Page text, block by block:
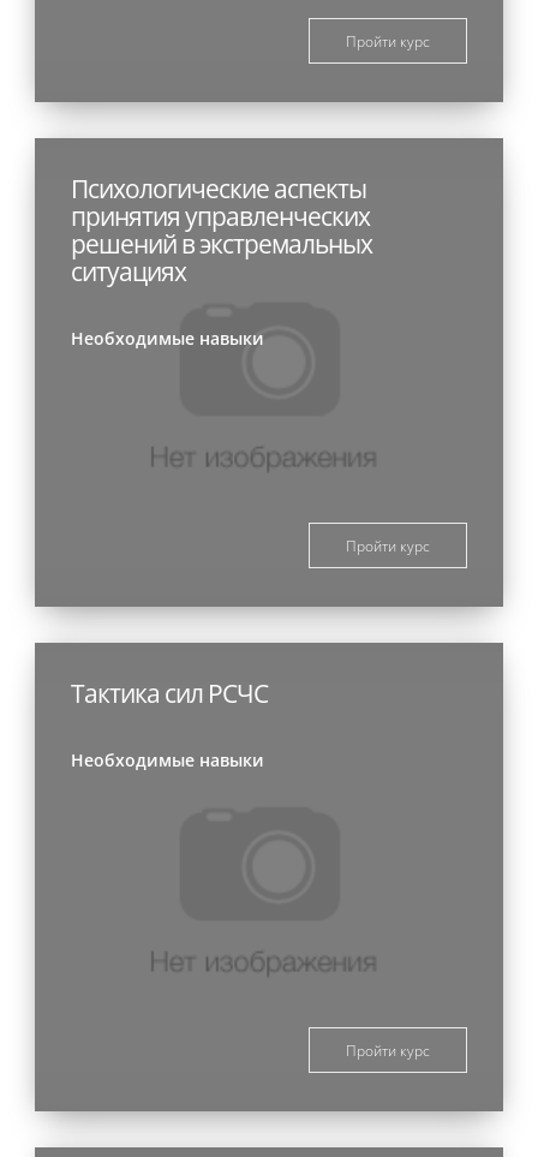
Пройти курс
Психологические аспекты
принятия управленческих
решений в экстремальных
ситуациях
Необходимые навыки
Пройти курс
Тактика сил РСЧС
Необходимые навыки
Пройти курс